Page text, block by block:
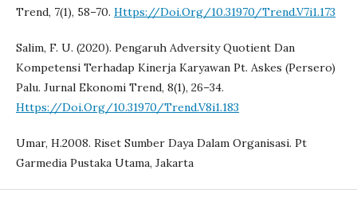
Trend, 7(1), 58–70. Https://Doi.Org/10.31970/Trend.V7i1.173
Salim, F. U. (2020). Pengaruh Adversity Quotient Dan
Kompetensi Terhadap Kinerja Karyawan Pt. Askes (Persero)
Palu. Jurnal Ekonomi Trend, 8(1), 26–34.
Https://Doi.Org/10.31970/Trend.V8i1.183
Umar, H.2008. Riset Sumber Daya Dalam Organisasi. Pt
Garmedia Pustaka Utama, Jakarta